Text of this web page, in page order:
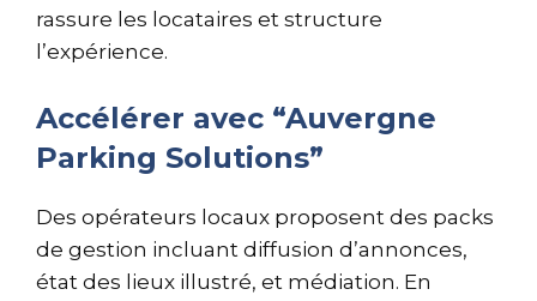
rassure les locataires et structure
l’expérience.
Accélérer avec “Auvergne
Parking Solutions”
Des opérateurs locaux proposent des packs
de gestion incluant diffusion d’annonces,
état des lieux illustré, et médiation. En